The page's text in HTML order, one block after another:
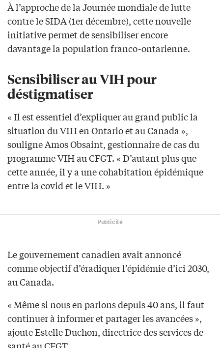
À l’approche de la Journée mondiale de lutte
contre le SIDA (1er décembre), cette nouvelle
initiative permet de sensibiliser encore
davantage la population franco-ontarienne.
Sensibiliser au VIH pour
déstigmatiser
« Il est essentiel d’expliquer au grand public la
situation du VIH en Ontario et au Canada »,
souligne Amos Obsaint, gestionnaire de cas du
programme VIH au CFGT. « D’autant plus que
cette année, il y a une cohabitation épidémique
entre la covid et le VIH. »
Publicité
Le gouvernement canadien avait annoncé
comme objectif d’éradiquer l’épidémie d’ici 2030,
au Canada.
« Même si nous en parlons depuis 40 ans, il faut
continuer à informer et partager les avancées »,
ajoute Estelle Duchon, directrice des services de